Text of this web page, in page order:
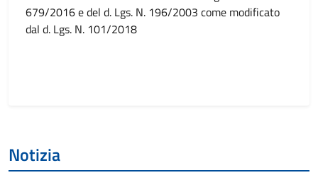
679/2016 e del d. Lgs. N. 196/2003 come modificato
dal d. Lgs. N. 101/2018
Notizia